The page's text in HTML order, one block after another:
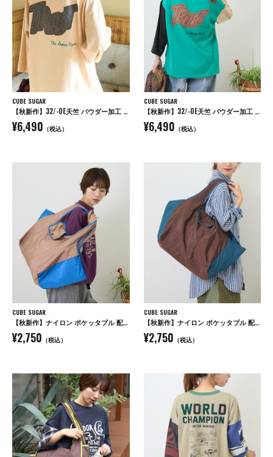
CUBE SUGAR
【秋新作】32/-OE天竺 パウダー加工 パッチロゴ 刺繍 Tシャツ
¥6,490 （税込）
CUBE SUGAR
【秋新作】32/-OE天竺 パウダー加工 パッチロゴ 刺繍 Tシャツ
¥6,490 （税込）
CUBE SUGAR
【秋新作】ナイロン ポケッタブル 配色 マルシェ バッグ
¥2,750 （税込）
CUBE SUGAR
【秋新作】ナイロン ポケッタブル 配色 マルシェ バッグ
¥2,750 （税込）